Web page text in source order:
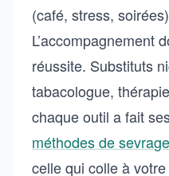
(café, stress,
L’accompagnement
réussite. Substituts
tabacologue,
chaque outil a fait
méthodes de
celle qui colle à